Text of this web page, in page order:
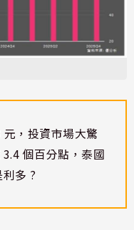
，投資市場大驚
個百分點，泰國
多 ?